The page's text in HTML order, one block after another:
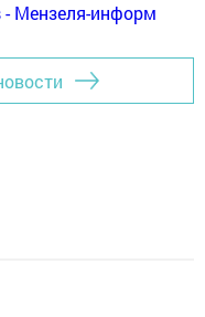
- Мензеля-информ